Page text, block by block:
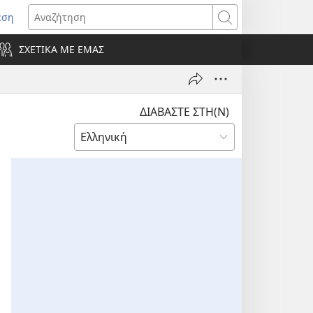
Αναζήτηση
ΣΧΕΤΙΚΑ ΜΕ ΕΜΑΣ
ΔΙΑΒΑΣΤΕ ΣΤΗ(Ν)